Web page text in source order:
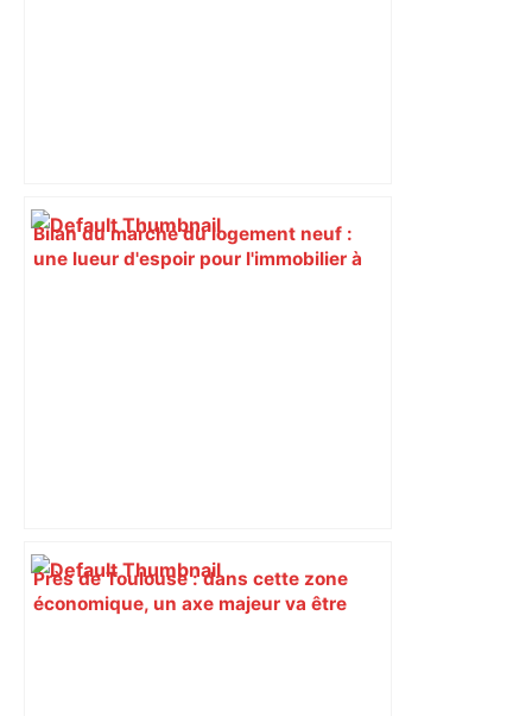
Bilan du marché du logement neuf :
une lueur d'espoir pour l'immobilier à
Près de Toulouse : dans cette zone
économique, un axe majeur va être